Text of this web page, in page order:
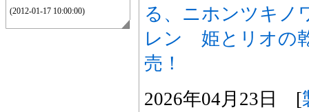
(2012-01-17 10:00:00)
る、ニホンツキノ
レン 姫とリオの
売！
2026年04月23日 [